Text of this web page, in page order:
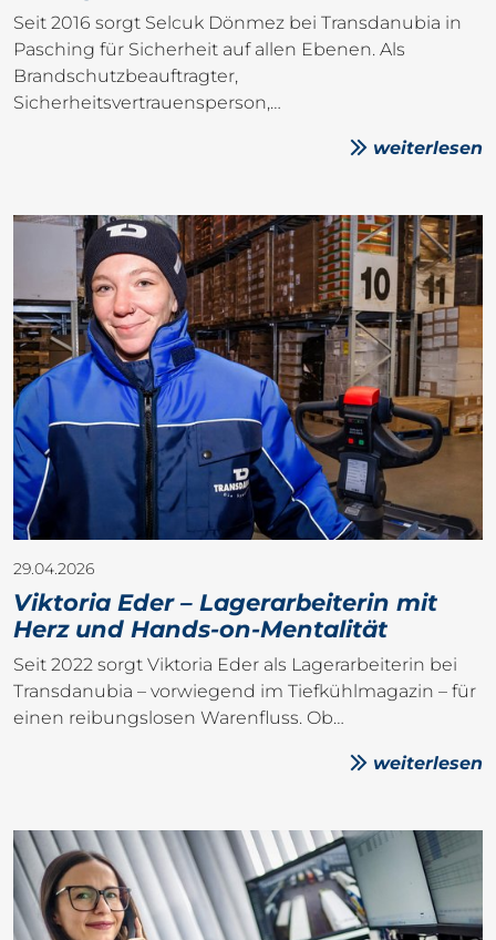
Seit 2016 sorgt Selcuk Dönmez bei Transdanubia in
Pasching für Sicherheit auf allen Ebenen. Als
Brandschutzbeauftragter,
Sicherheitsvertrauensperson,…
weiterlesen
29.04.2026
Viktoria Eder – Lagerarbeiterin mit
Herz und Hands-on-Mentalität
Seit 2022 sorgt Viktoria Eder als Lagerarbeiterin bei
Transdanubia – vorwiegend im Tiefkühlmagazin – für
einen reibungslosen Warenfluss. Ob…
weiterlesen